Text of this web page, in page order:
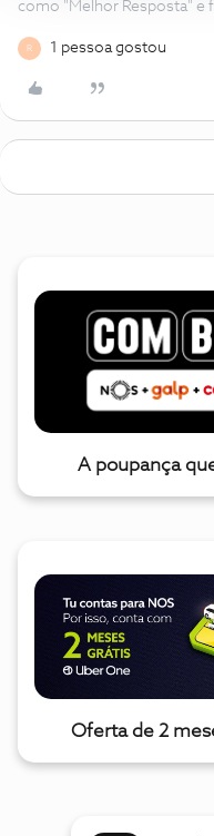
como "Melhor Resposta" e
R 1 pessoa gostou
A poupança
Oferta de 2